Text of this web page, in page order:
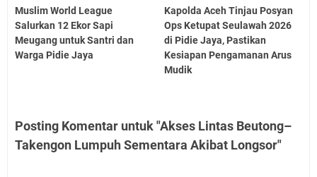
Muslim World League
Salurkan 12 Ekor Sapi
Meugang untuk Santri dan
Warga Pidie Jaya
Kapolda Aceh Tinjau Posyan
Ops Ketupat Seulawah 2026
di Pidie Jaya, Pastikan
Kesiapan Pengamanan Arus
Mudik
Posting Komentar untuk "Akses Lintas Beutong–
Takengon Lumpuh Sementara Akibat Longsor"